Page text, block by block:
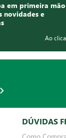
em primeira mão
novidades e
Ao
DÚVIDAS